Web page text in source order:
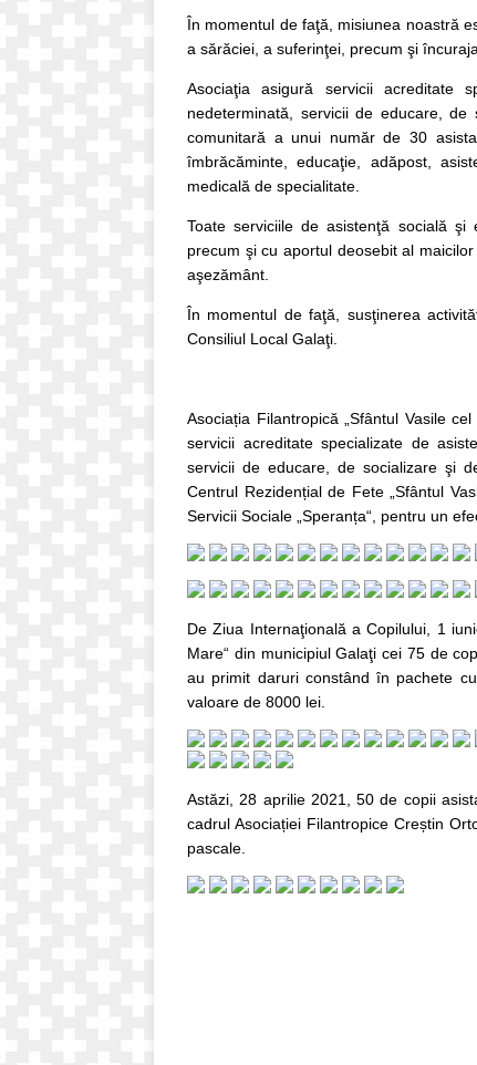
În momentul de faţă, misiunea noastră
a sărăciei, a suferinţei, precum şi
Asociaţia asigură servicii acreditate
nedeterminată, servicii de educare,
comunitară a unui număr de 30
îmbrăcăminte, educaţie, adăpost,
medicală de specialitate.
Toate serviciile de asistenţă socială şi
precum şi cu aportul deosebit al
aşezământ.
În momentul de faţă, susţinerea
Consiliul Local Galaţi.
Asociația Filantropică „Sfântul Vasile
servicii acreditate specializate de
servicii de educare, de socializare şi
Centrul Rezidențial de Fete „Sfântul
Servicii Sociale „Speranța“, pentru un
De Ziua Internaţională a Copilului, 1
Mare“ din municipiul Galaţi cei 75 de
au primit daruri constând în pachete
valoare de 8000 lei.
Astăzi, 28 aprilie 2021, 50 de copii
cadrul Asociației Filantropice Creștin
pascale.